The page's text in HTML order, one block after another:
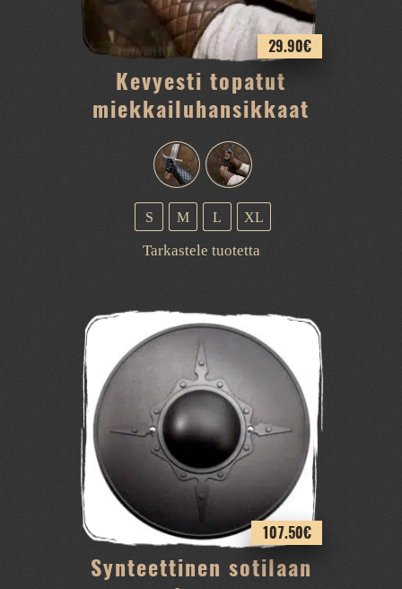
Kevyesti topatut
miekkailuhansikkaat
29.90€
S M L XL
Tarkastele tuotettaTällä
useampi
muunnelma.
Voit
valinnat
tuotteen
sivulla.
Synteettinen sotilaan
107.50€